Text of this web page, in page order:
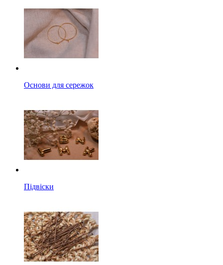
Основи для сережок
Підвіски